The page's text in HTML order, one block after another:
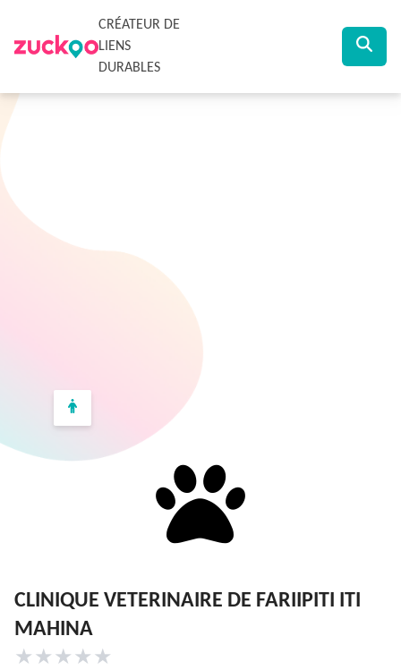
CRÉATEUR DE
LIENS
DURABLES
CLINIQUE VETERINAIRE DE FARIIPITI ITI
MAHINA
★ ★ ★ ★ ★